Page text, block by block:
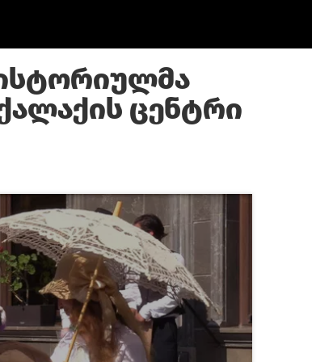
ცენტრი